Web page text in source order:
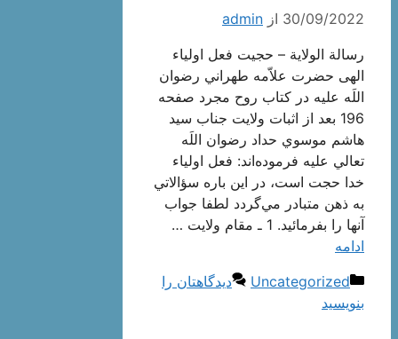
30/09/2022 از admin
رسالة الولایة – حجیت فعل اولیاء
الهی حضرت علاّمه طهراني رضوان
اللَه عليه در كتاب روح مجرد صفحه
196 بعد از اثبات ولايت جناب سيد
هاشم موسوي حداد رضوان اللَه
تعالي عليه فرموده‌اند: فعل اولياء
خدا حجت است، در اين باره سؤالاتي
به ذهن متبادر مي‌گردد لطفا جواب
آنها را بفرمائيد. 1 ـ مقام ولايت …
ادامه
دسته‌ها
Uncategorized
دیدگاهتان را
بنویسید